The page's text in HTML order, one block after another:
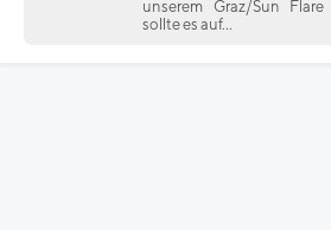
unserem Graz/Sun
sollte es auf...